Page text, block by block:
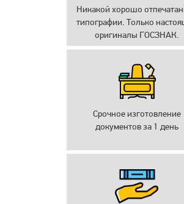
Никакой хорошо
типографии. Только
оригиналы ГОСЗНАК.
Срочное изготовление
документов за 1 день